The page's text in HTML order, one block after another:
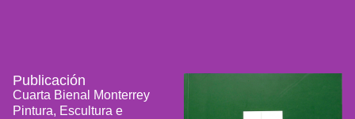
Publicación
Cuarta Bienal Monterrey
Pintura, Escultura e